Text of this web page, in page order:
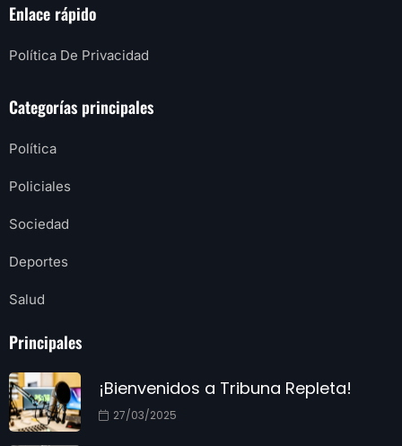
Enlace rápido
Política De Privacidad
Categorías principales
Política
Policiales
Sociedad
Deportes
Salud
Principales
¡Bienvenidos a Tribuna Repleta!
27/03/2025